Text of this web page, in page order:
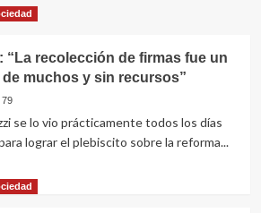
“La recolección de firmas fue un
muchos y sin recursos”
79
se lo vio prácticamente todos los días
lograr el plebiscito sobre la reforma...